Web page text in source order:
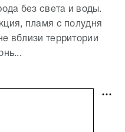
без света и воды.
пламя с полудня
вблизи территории